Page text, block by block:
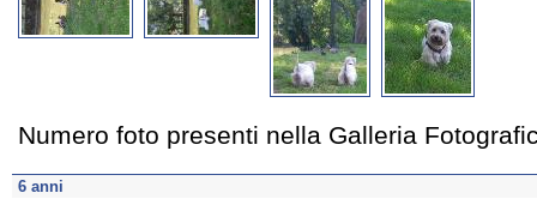
Numero foto presenti nella Galleria
6 anni